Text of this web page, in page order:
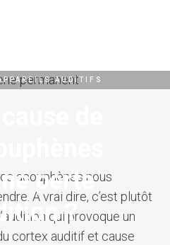
AUDITIFS
perte
?
acouphènes nous
A vrai dire, c’est plutôt
qui provoque un
cortex auditif et cause